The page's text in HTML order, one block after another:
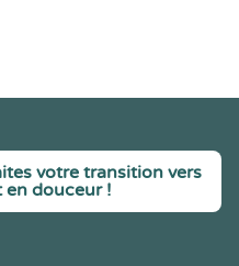
votre transition vers
en douceur !